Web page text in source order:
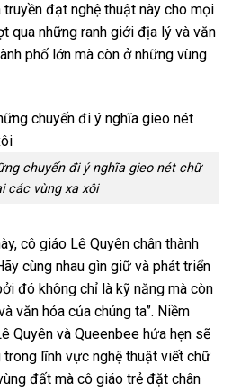
đạt nghệ thuật này cho mọi
qua những ranh giới địa lý và văn
phố lớn mà còn ở những vùng
chuyến đi ý nghĩa gieo nét chữ
các vùng xa xôi
cô giáo Lê Quyên chân thành
cùng nhau gìn giữ và phát triển
đó không chỉ là kỹ năng mà còn
văn hóa của chúng ta”. Niềm
Quyên và Queenbee hứa hẹn sẽ
lĩnh vực nghệ thuật viết chữ
đất mà cô giáo trẻ đặt chân